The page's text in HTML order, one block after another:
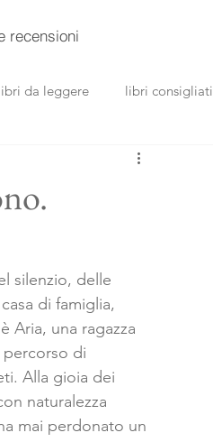
recensioni
da leggere libri consigliati
silenzio, delle
di famiglia,
Aria, una ragazza
percorso di
Alla gioia dei
naturalezza
mai perdonato un